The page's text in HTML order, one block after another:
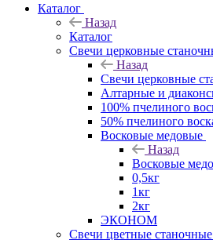
Каталог
Назад
Каталог
Свечи церковные
Назад
Свечи церковные
Алтарные и
100% пчелиного
50% пчелиного
Восковые медовые
Назад
Восковые
0,5кг
1кг
2кг
ЭКОНОМ
Свечи цветные станочные